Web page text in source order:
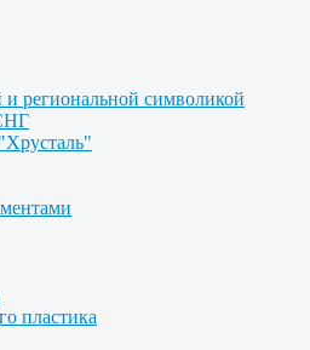
региональной символикой
пластика